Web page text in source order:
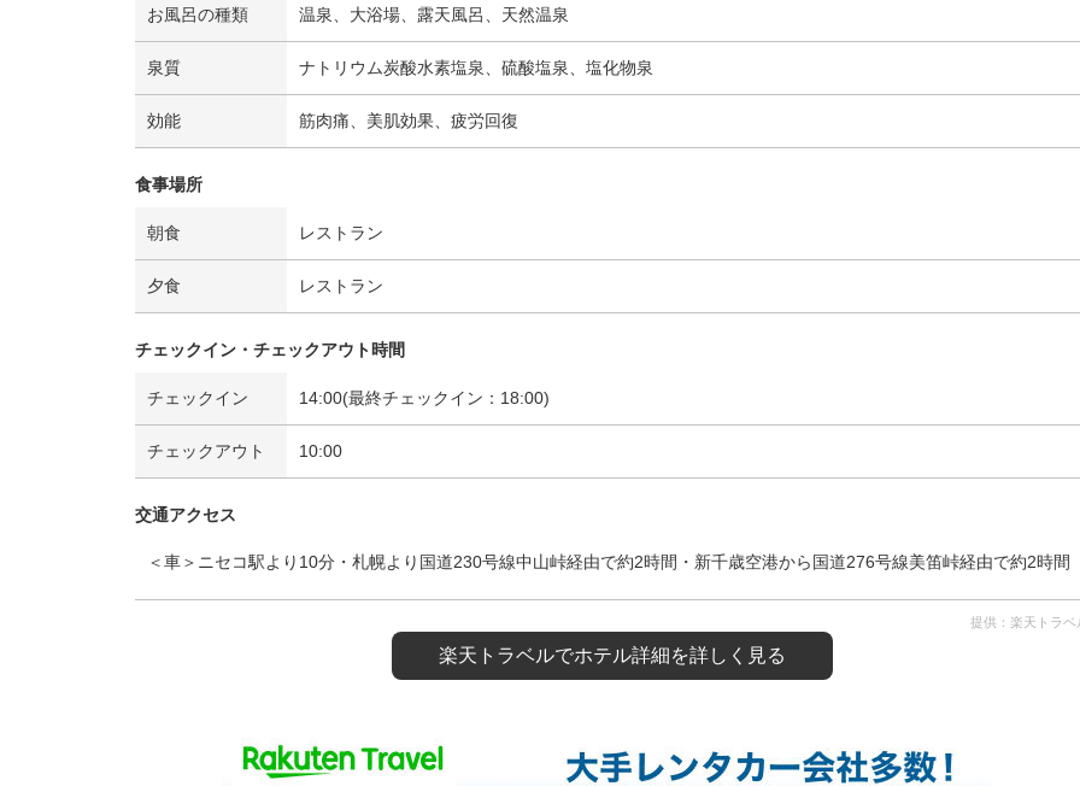
お風呂の種類 温泉、大浴場、露天風呂、天然温泉
泉質 ナトリウム炭酸水素塩泉、硫酸塩泉、塩化物泉
効能 筋肉痛、美肌効果、疲労回復
食事場所
朝食 レストラン
夕食 レストラン
チェックイン・チェックアウト時間
チェックイン 14:00(最終チェックイン：18:00)
チェックアウト 10:00
交通アクセス
＜車＞ニセコ駅より10分・札幌より国道230号線中山峠経由で約2時間・新千歳空港から国道276号線美笛峠経由で約2時間
提供：楽天トラベ
楽天トラベルでホテル詳細を詳しく見る